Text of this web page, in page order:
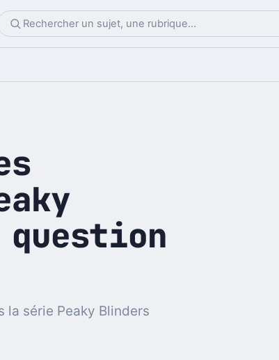
série Peaky Blinders